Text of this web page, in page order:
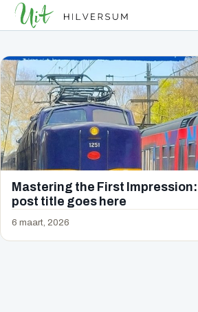
Mastering the First
post title goes here
6 maart, 2026